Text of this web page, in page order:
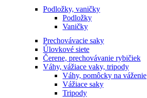
Podložky, vaničky
Podložky
Vaničky
Prechovávacie saky
Úlovkové siete
Čerene, prechovávanie rybičiek
Váhy, vážiace vaky, tripody
Váhy, pomôcky na váženie
Vážiace saky
Tripody